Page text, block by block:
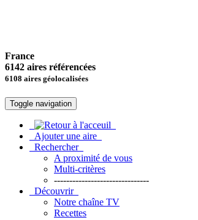
France
6142 aires référencées
6108 aires géolocalisées
Toggle navigation
Ajouter une aire
Rechercher
A proximité de vous
Multi-critères
-------------------------------
Découvrir
Notre chaîne TV
Recettes